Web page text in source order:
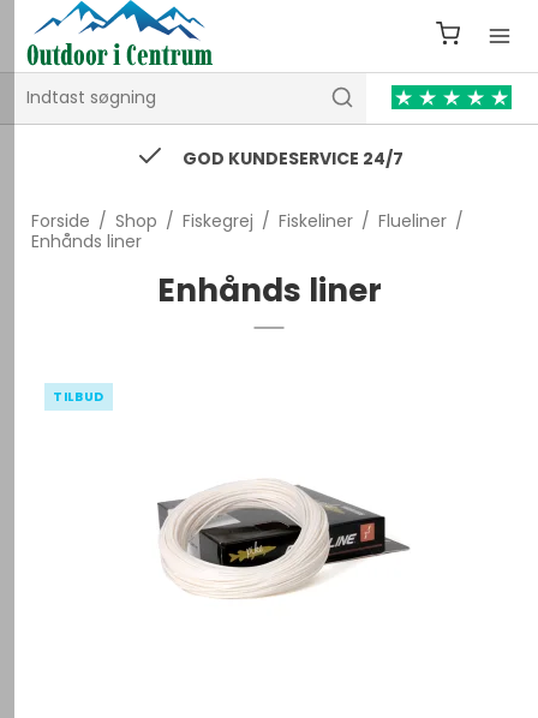
74 43 53 55 / kontakt@outdooricentrum.dk
Forside / Shop / Fiskegrej / Fiskeliner / Flueliner /
Enhånds liner
Enhånds liner
TILBUD